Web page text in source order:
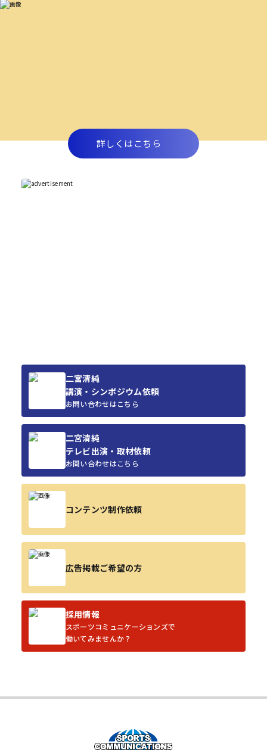
詳しくはこちら
二宮清純
講演・シンポジウム依頼
お問い合わせはこちら
二宮清純
テレビ出演・取材依頼
お問い合わせはこちら
コンテンツ制作依頼
広告掲載ご希望の方
採用情報
スポーツコミュニケーションズで
働いてみませんか？